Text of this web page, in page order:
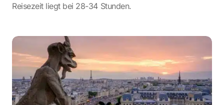
Reisezeit liegt bei 28-34 Stunden.